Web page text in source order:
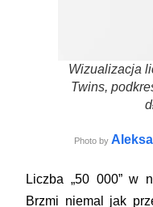
Wizualizacja
Twins,
Photo by
Liczba „50 000” w
Brzmi niemal jak